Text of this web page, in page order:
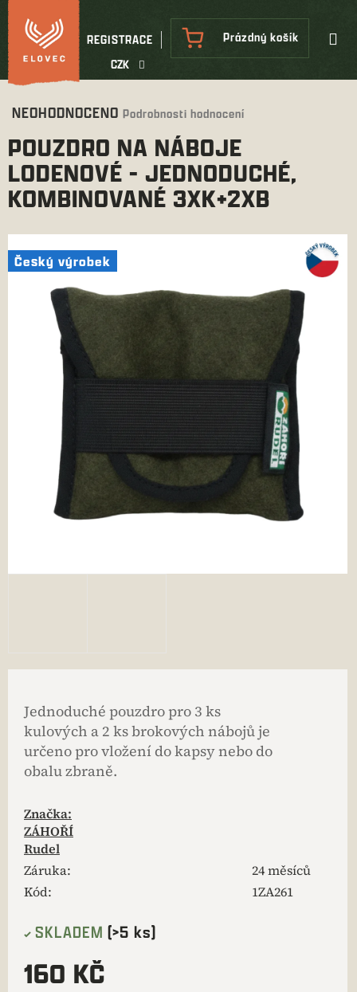
Přejít
na
obsah
CZK
REGISTRACE
NÁKUPNÍ
KOŠÍK
Prázdný košík
Průměrné
produktu
je
0,0
z
hvězdiček.
NEOHODNOCENO Podrobnosti hodnocení
POUZDRO NA NÁBOJE
LODENOVÉ - JEDNODUCHÉ,
KOMBINOVANÉ 3XK+2XB
Český výrobek
Český výrobek
Jednoduché pouzdro pro 3 ks
kulových a 2 ks brokových nábojů je
určeno pro vložení do kapsy nebo do
obalu zbraně.
Značka:
ZÁHOŘÍ
Rudel
Záruka:
24 měsíců
Kód:
1ZA261
SKLADEM (>5 ks)
160 KČ